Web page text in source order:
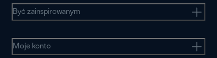
Być zainspirowanym
Moje konto